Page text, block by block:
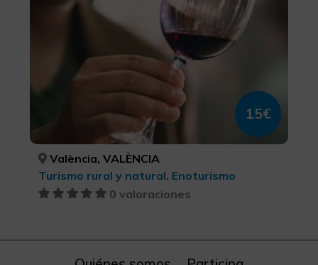
15€
València, VALÈNCIA
Turismo rural y natural, Enoturismo
0 valoraciones